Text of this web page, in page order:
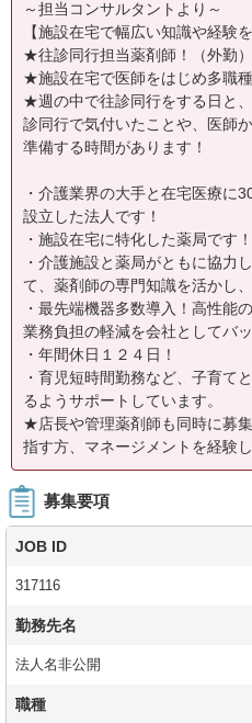
～担当コンサルタントより～
【施設在宅で幅広い知識や経験
★往診同行担当薬剤師！（外勤）
★施設在宅で医師をはじめ多職
★週の中で往診同行をする日と
診同行で気付いたことや、医師
準備する時間があります！
・介護業界の大手と在宅医療に
設立した法人です！
・施設在宅に特化した薬局です！
・介護施設と薬局がともに協力
て、薬剤師の専門知識を活かし
・最先端機器多数導入！高性能
業務負担の軽減を会社としてバ
・年間休日１２４日！
・育児短時間勤務など、子育て
るようサポートしています。
★店長や管理薬剤師も同時に募
指す方、マネージメントを経験
募集要項
JOB ID
317116
勤務先名
法人名非公開
職種